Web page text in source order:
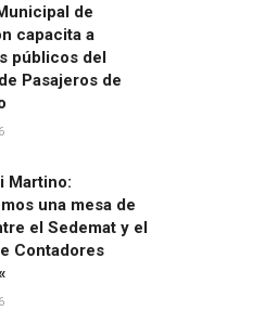
de
capacita a
públicos del
Pasajeros de
Martino:
una mesa de
el Sedemat y el
Contadores